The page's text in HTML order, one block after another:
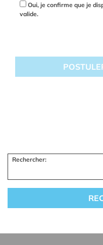
Oui, je confirme que je
valide.
Rechercher: